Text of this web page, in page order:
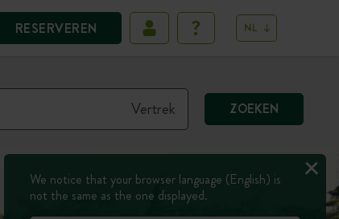
RESERVEREN NL
ZOEKEN
We notice that your browser language (English) is
not the same as the one displayed.